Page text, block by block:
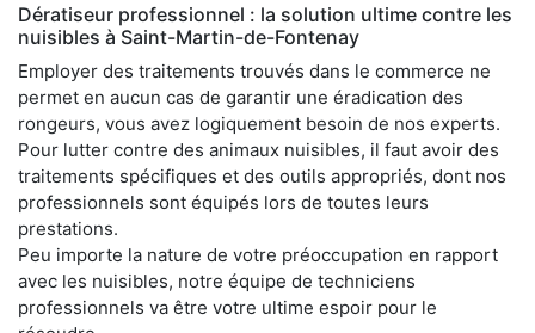
Dératiseur professionnel : la solution ultime contre les
nuisibles à Saint-Martin-de-Fontenay
Employer des traitements trouvés dans le commerce ne
permet en aucun cas de garantir une éradication des
rongeurs, vous avez logiquement besoin de nos experts.
Pour lutter contre des animaux nuisibles, il faut avoir des
traitements spécifiques et des outils appropriés, dont nos
professionnels sont équipés lors de toutes leurs
prestations.
Peu importe la nature de votre préoccupation en rapport
avec les nuisibles, notre équipe de techniciens
professionnels va être votre ultime espoir pour le